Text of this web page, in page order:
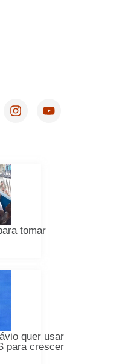
tomar
quer usar
para crescer